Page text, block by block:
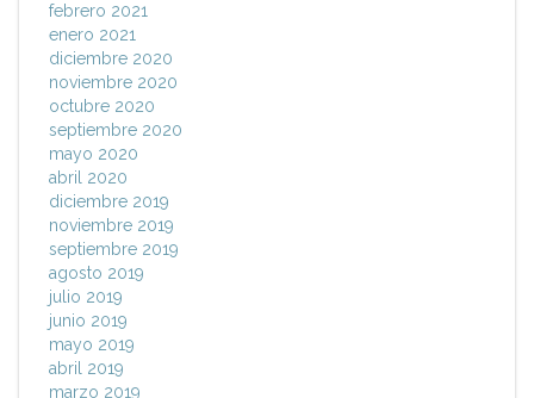
febrero 2021
enero 2021
diciembre 2020
noviembre 2020
octubre 2020
septiembre 2020
mayo 2020
abril 2020
diciembre 2019
noviembre 2019
septiembre 2019
agosto 2019
julio 2019
junio 2019
mayo 2019
abril 2019
marzo 2019